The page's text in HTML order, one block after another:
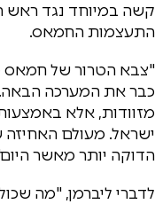
קשה במיוחד נגד ראש
התעצמות החמאס.
"צבא הטרור של חמאס
כבר את המערכה
מזוודות, אלא
ישראל. מעולם
הדוקה יותר מאשר
לדברי ליברמן, "מה